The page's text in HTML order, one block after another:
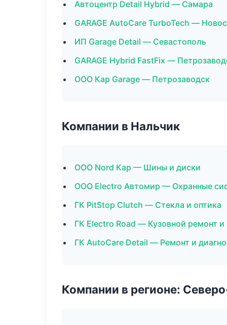
Автоцентр Detail Hybrid — Самара
GARAGE AutoCare TurboTech —
ИП Garage Detail — Севастополь
GARAGE Hybrid FastFix —
ООО Кар Garage — Петрозаводск
Компании в Нальчик
ООО Nord Кар — Шины и диски
ООО Electro Автомир — Охранные
ГК PitStop Clutch — Стекла и оптика
ГК Electro Road — Кузовной ремонт и
ГК AutoCare Detail — Ремонт и
Компании в регионе: